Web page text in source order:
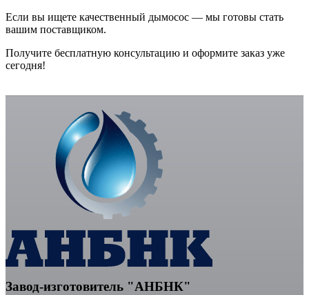
Если вы ищете качественный дымосос — мы готовы стать
вашим поставщиком.
Получите бесплатную консультацию и оформите заказ уже
сегодня!
Завод-изготовитель "АНБНК"